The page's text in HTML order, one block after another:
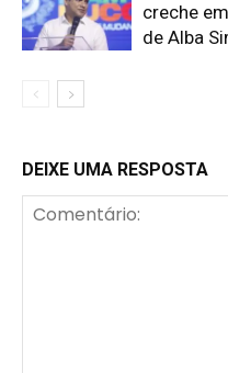
creche
de Alba
DEIXE UMA RESPOSTA